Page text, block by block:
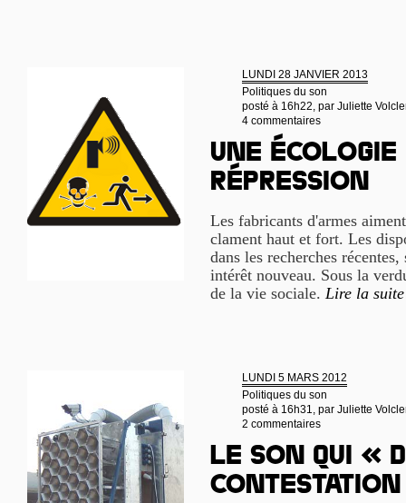
LUNDI 28 JANVIER 2013
Politiques du son
posté à 16h22, par Juliette
4 commentaires
Une
répression
Les fabricants d'armes
clament haut et fort. Les
dans les recherches
intérêt nouveau. Sous la
de la vie sociale. Lire la suite
LUNDI 5 MARS 2012
Politiques du son
posté à 16h31, par Juliette
2 commentaires
Le son qui «
contestation